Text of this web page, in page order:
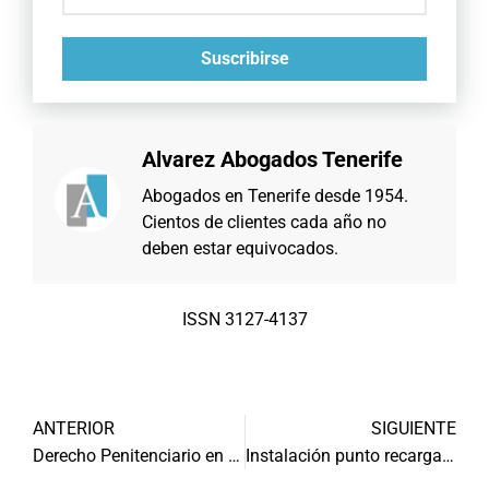
Suscribirse
Alvarez Abogados Tenerife
Abogados en Tenerife desde 1954.
Cientos de clientes cada año no
deben estar equivocados.
ISSN 3127-4137
ANTERIOR
Derecho Penitenciario en Tenerife
SIGUIENTE
Instalación punto recarga vehículos eléctricos